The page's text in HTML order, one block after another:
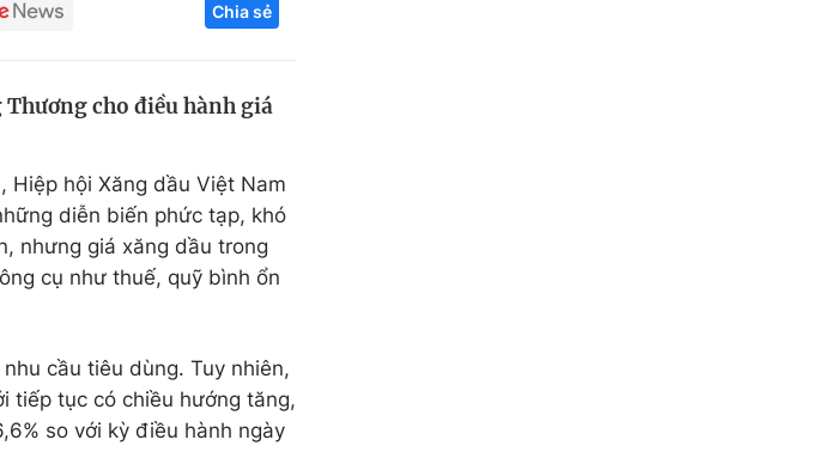
Hitech Công nghệ tương lai
Thị trường
Chia sẻ
cho điều hành giá
, Hiệp hội Xăng dầu Việt Nam
diễn biến phức tạp, khó
nhưng giá xăng dầu trong
cụ như thuế, quỹ bình ổn
cầu tiêu dùng. Tuy nhiên,
tiếp tục có chiều hướng tăng,
so với kỳ điều hành ngày